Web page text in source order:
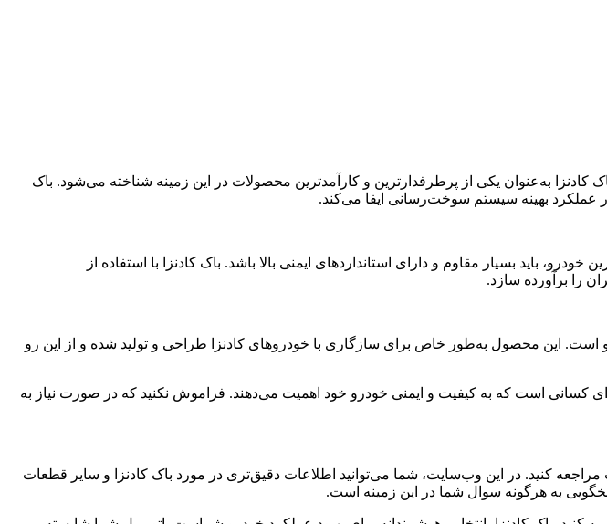
کادنزا به‌عنوان یکی از پرطرفدارترین و کارآمدترین محصولات در این زمینه شناخته می‌شود. باک
در عملکرد بهینه سیستم سوخت‌رسانی ایفا می‌کند.
بسیار مقاوم و دارای استانداردهای ایمنی بالا باشد. باک کادنزا با استفاده از
را برآورده سازد.
است. این محصول به‌طور خاص برای سازگاری با خودروهای کادنزا طراحی و تولید شده و از این رو
برای کسانی است که به کیفیت و ایمنی خودرو خود اهمیت می‌دهند. فراموش نکنید که در صورت نیاز به
کنید. در این وب‌سایت، شما می‌توانید اطلاعات دقیق‌تری در مورد باک کادنزا و سایر قطعات
به هرگونه سوال شما در این زمینه است.